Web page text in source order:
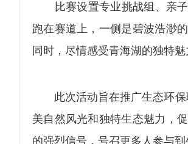
比赛设置专业挑战组、亲子
跑在赛道上，一侧是碧波浩渺
同时，尽情感受青海湖的独特魅
此次活动旨在推广生态环保
美自然风光和独特生态魅力，
的强烈信号，号召更多人参与